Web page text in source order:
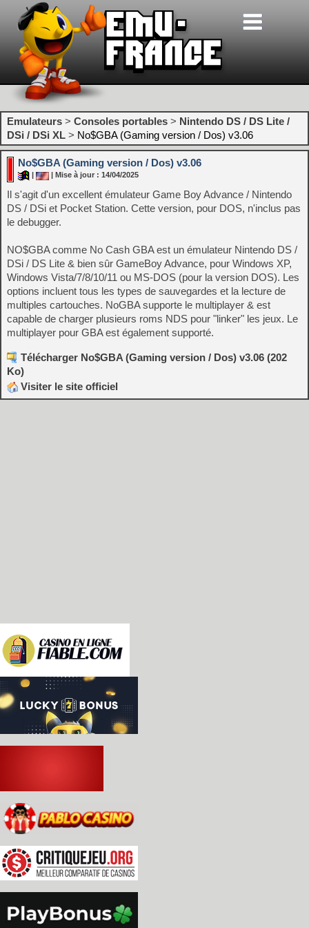
Emulateurs > Consoles portables > Nintendo DS / DS Lite /
DSi / DSi XL > No$GBA (Gaming version / Dos) v3.06
No$GBA (Gaming version / Dos) v3.06
| Mise à jour : 14/04/2025
Il s'agit d'un excellent émulateur Game Boy Advance / Nintendo
DS / DSi et Pocket Station. Cette version, pour DOS, n'inclus pas
le debugger.
NO$GBA comme No Cash GBA est un émulateur Nintendo DS /
DSi / DS Lite & bien sûr GameBoy Advance, pour Windows XP,
Windows Vista/7/8/10/11 ou MS-DOS (pour la version DOS). Les
options incluent tous les types de sauvegardes et la lecture de
multiples cartouches. NoGBA supporte le multiplayer & est
capable de charger plusieurs roms NDS pour "linker" les jeux. Le
multiplayer pour GBA est également supporté.
Télécharger No$GBA (Gaming version / Dos) v3.06 (202
Ko)
Visiter le site officiel